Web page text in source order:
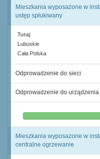
Mieszkania wyposażone w
ustęp spłukiwany
Tutaj
Lubuskie
Cała Polska
Odprowadzenie do sieci
Odprowadzenie do
0,0%
Mieszkania wyposażone w
centralne ogrzewanie